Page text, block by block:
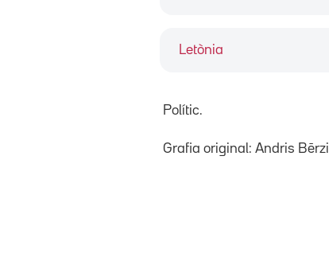
Letònia
Polític.
Grafia original: Andris